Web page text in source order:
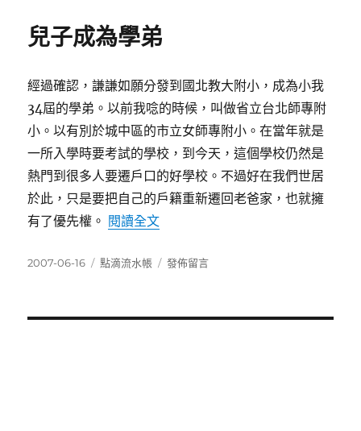
兒子成為學弟
經過確認，謙謙如願分發到國北教大附小，成為小我
34屆的學弟。以前我唸的時候，叫做省立台北師專附
小。以有別於城中區的市立女師專附小。在當年就是
一所入學時要考試的學校，到今天，這個學校仍然是
熱門到很多人要遷戶口的好學校。不過好在我們世居
於此，只是要把自己的戶籍重新遷回老爸家，也就擁
有了優先權。 閱讀全文〈兒子成為學弟〉
發
2007-06-16
分
點滴流水帳
在
發佈留言